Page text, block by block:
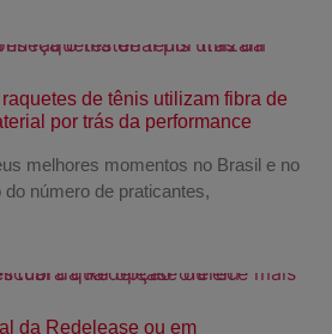
de tênis utilizam fibra de
por trás da performance
melhores momentos no Brasil e no
número de praticantes,
da Redelease ou em